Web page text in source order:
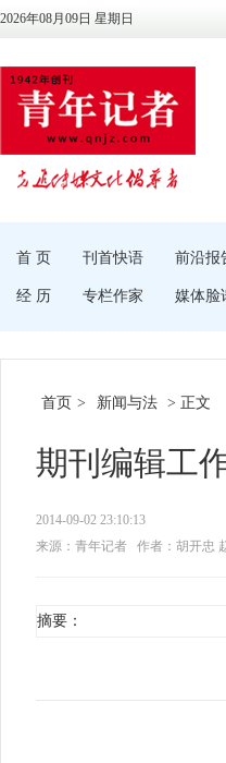
2026年08月09日 星期日
首 页 刊首快语 前沿报
经 历 专栏作家 媒体脸
首页 > 新闻与法 > 正文
期刊编辑工
2014-09-02 23:10:13
来源：青年记者
作者：胡开忠
摘要：